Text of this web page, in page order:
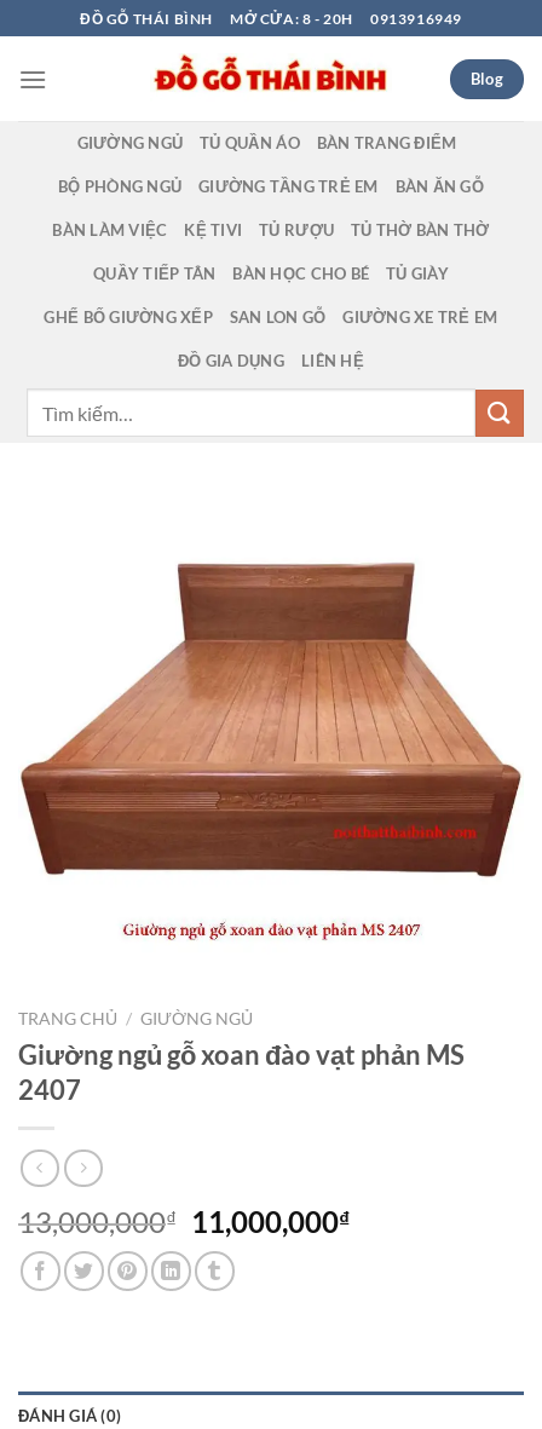
qua
nội
ĐỒ GỖ THÁI BÌNH MỞ CỬA: 8 - 20H 0913916949
Blog
GIƯỜNG NGỦ TỦ QUẦN ÁO BÀN TRANG ĐIỂM
BỘ PHÒNG NGỦ GIƯỜNG TẦNG TRẺ EM BÀN ĂN GỖ
BÀN LÀM VIỆC KỆ TIVI TỦ RƯỢU TỦ THỜ BÀN THỜ
QUẦY TIẾP TÂN BÀN HỌC CHO BÉ TỦ GIÀY
GHẾ BỐ GIƯỜNG XẾP SAN LON GỖ GIƯỜNG XE TRẺ EM
ĐỒ GIA DỤNG LIÊN HỆ
TRANG CHỦ / GIƯỜNG NGỦ
Giường ngủ gỗ xoan đào vạt phản MS
2407
13,000,000₫
Giá
gốc
là:
11,000,000₫Giá
ĐÁNH GIÁ (0)